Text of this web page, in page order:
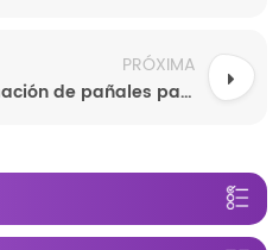
PRÓXIMA
Transpirable y suave formación de pañales pantalones de los mejores OEM